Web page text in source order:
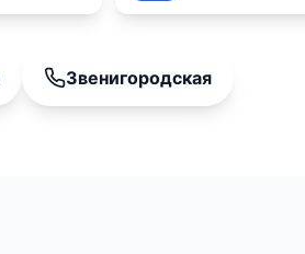
Звенигородская